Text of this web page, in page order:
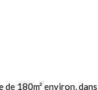
180m² environ,